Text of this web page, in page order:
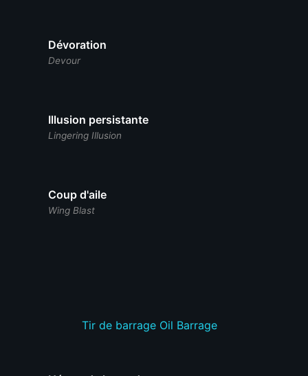
Dévoration
Devour
Illusion persistante
Lingering Illusion
Coup d'aile
Wing Blast
Tir de barrage Oil Barrage